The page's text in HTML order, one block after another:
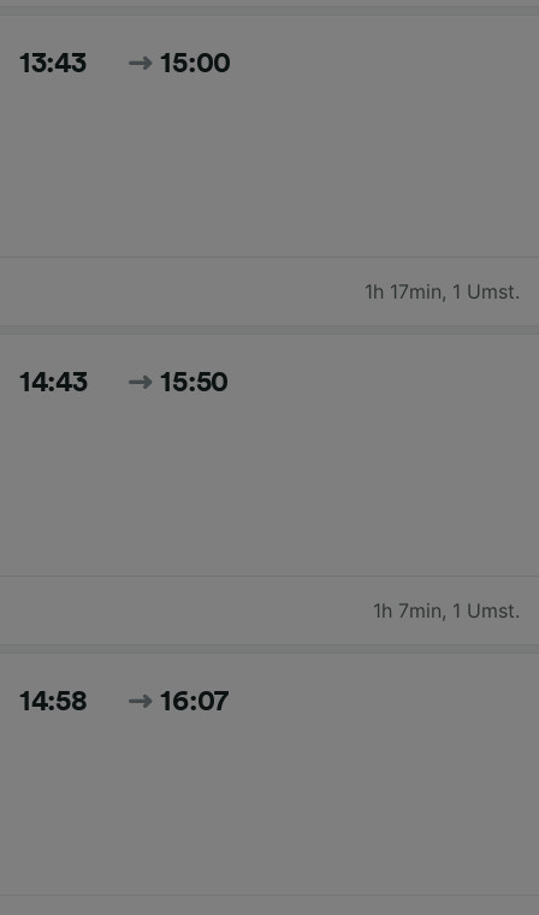
13:43 15:00
1h 17min, 1 Umst.
14:43 15:50
1h 7min, 1 Umst.
14:58 16:07